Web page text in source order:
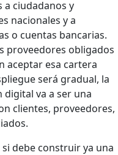
ciudadanos y
nacionales y a
o cuentas bancarias.
proveedores obligados
aceptar esa cartera
será gradual, la
va a ser una
clientes, proveedores,
debe construir ya una